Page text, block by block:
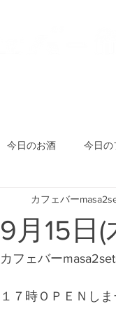
今日のお酒 今日の
9月15日
カフェバー
カフェバー
１７時ＯＰＥＮしま